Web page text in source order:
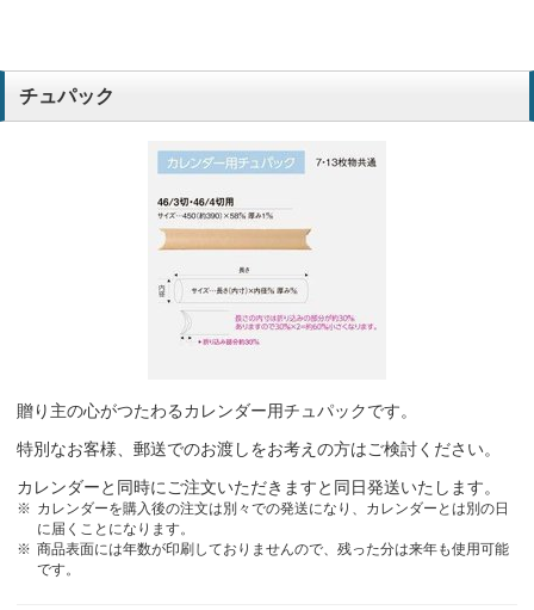
チュパック
贈り主の心がつたわるカレンダー用チュパックです。
特別なお客様、郵送でのお渡しをお考えの方はご検討ください。
カレンダーと同時にご注文いただきますと同日発送いたします。
カレンダーを購入後の注文は別々での発送になり、カレンダーとは別の日
に届くことになります。
商品表面には年数が印刷しておりませんので、残った分は来年も使用可能
です。